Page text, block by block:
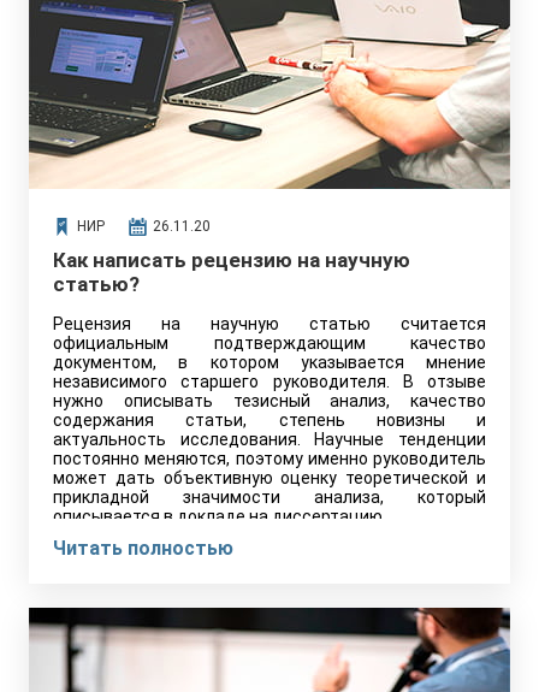
НИР 26.11.20
Как написать рецензию на научную
статью?
Рецензия на научную статью считается
официальным подтверждающим качество
документом, в котором указывается мнение
независимого старшего руководителя. В отзыве
нужно описывать тезисный анализ, качество
содержания статьи, степень новизны и
актуальность исследования. Научные тенденции
постоянно меняются, поэтому именно руководитель
может дать объективную оценку теоретической и
прикладной значимости анализа, который
описывается в докладе на диссертацию.
Читать полностью